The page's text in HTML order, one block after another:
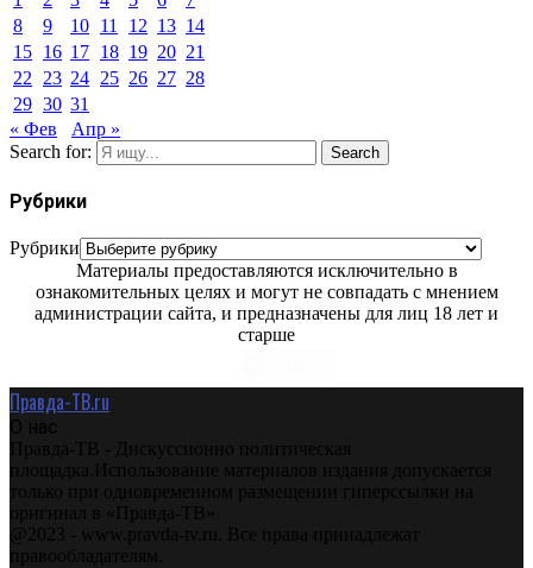
8
9 10 11 12 13 14
15 16 17 18 19 20 21
22
23 24 25 26 27 28
29 30 31
« Фев
Апр »
Search for:
Search
Рубрики
Рубрики
Материалы предоставляются исключительно в
ознакомительных целях и могут не совпадать с мнением
администрации сайта, и предназначены для лиц 18 лет и
старше
Правда-ТВ.ru
О нас
Правда-ТВ - Дискуссионно политическая
площадка.Использование материалов издания допускается
только при одновременном размещении гиперссылки на
оригинал в «Правда-ТВ»
@2023 - www.pravda-tv.ru. Все права принадлежат
правообладателям.